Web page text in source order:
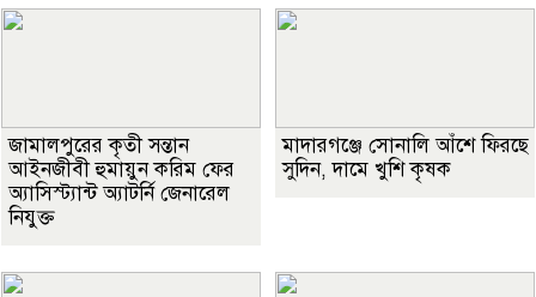
জামালপুরের কৃতী সন্তান
আইনজীবী হুমায়ুন করিম ফের
অ্যাসিস্ট্যান্ট অ্যাটর্নি জেনারেল
নিযুক্ত
মাদারগঞ্জে সোনালি আঁশে ফিরছে
সুদিন, দামে খুশি কৃষক